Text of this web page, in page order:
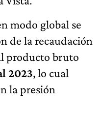
modo global se
de la recaudación
producto bruto
2023, lo cual
la presión